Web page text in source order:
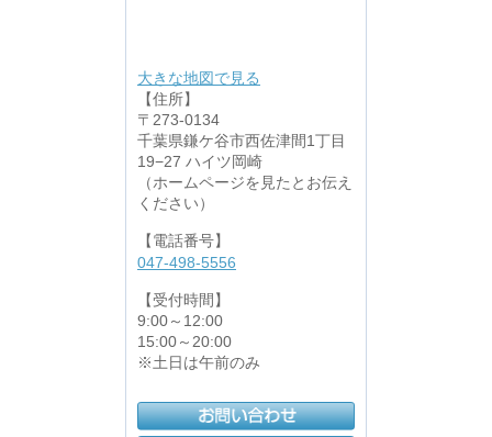
大きな地図で見る
【住所】
〒273-0134
千葉県鎌ケ谷市西佐津間1丁目
19−27 ハイツ岡崎
（ホームページを見たとお伝え
ください）
【電話番号】
047-498-5556
【受付時間】
9:00～12:00
15:00～20:00
※土日は午前のみ